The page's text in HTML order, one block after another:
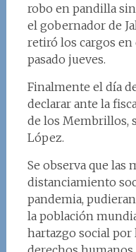
robo en pandilla
el gobernador de
retiró los cargos
pasado jueves.
Finalmente el día
declarar ante la
de los Membrillos,
López.
Se observa que las
distanciamiento
pandemia,
la población
hartazgo social por